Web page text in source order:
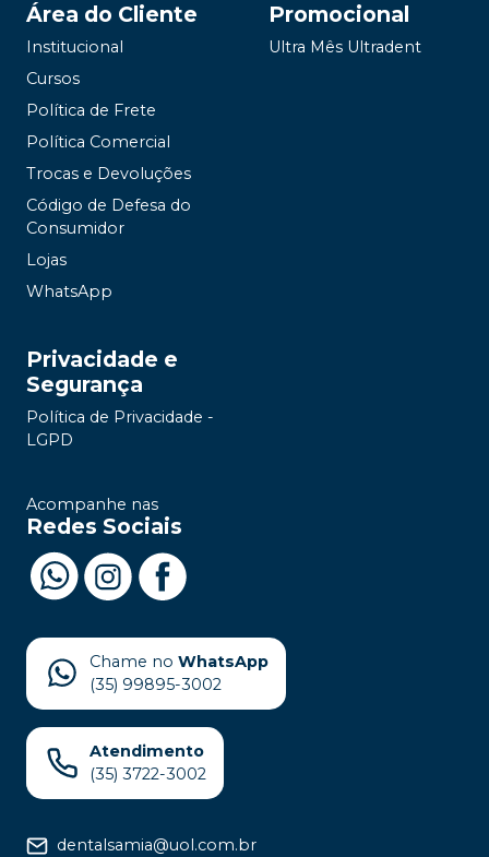
Área do Cliente
Institucional
Cursos
Política de Frete
Política Comercial
Trocas e Devoluções
Código de Defesa do
Consumidor
Lojas
WhatsApp
Promocional
Ultra Mês Ultradent
Privacidade e
Segurança
Política de Privacidade -
LGPD
Acompanhe nas
Redes Sociais
Chame no WhatsApp
(35) 99895-3002
Atendimento
(35) 3722-3002
dentalsamia@uol.com.br